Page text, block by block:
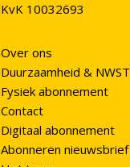
KvK 10032693
Over ons
Duurzaamheid & NWST
Fysiek abonnement
Contact
Digitaal abonnement
Abonneren nieuwsbrief